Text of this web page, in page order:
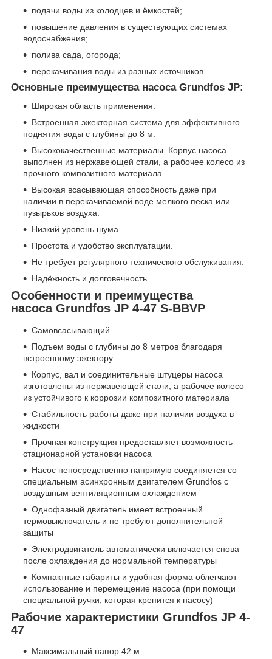
подачи воды из колодцев и ёмкостей;
повышение давления в существующих системах
водоснабжения;
полива сада, огорода;
перекачивания воды из разных источников.
Основные преимущества насоса Grundfos JP:
Широкая область применения.
Встроенная эжекторная система для эффективного
поднятия воды с глубины до 8 м.
Высококачественные материалы. Корпус насоса
выполнен из нержавеющей стали, а рабочее колесо из
прочного композитного материала.
Высокая всасывающая способность даже при
наличии в перекачиваемой воде мелкого песка или
пузырьков воздуха.
Низкий уровень шума.
Простота и удобство эксплуатации.
Не требует регулярного технического обслуживания.
Надёжность и долговечность.
Особенности и преимущества
насоса Grundfos JP 4-47 S-BBVP
Самовсасывающий
Подъем воды с глубины до 8 метров благодаря
встроенному эжектору
Корпус, вал и соединительные штуцеры насоса
изготовлены из нержавеющей стали, а рабочее колесо
из устойчивого к коррозии композитного материала
Стабильность работы даже при наличии воздуха в
жидкости
Прочная конструкция предоставляет возможность
стационарной установки насоса
Насос непосредственно напрямую соединяется со
специальным асинхронным двигателем Grundfos с
воздушным вентиляционным охлаждением
Однофазный двигатель имеет встроенный
термовыключатель и не требуют дополнительной
защиты
Электродвигатель автоматически включается снова
после охлаждения до нормальной температуры
Компактные габариты и удобная форма облегчают
использование и перемещение насоса (при помощи
специальной ручки, которая крепится к насосу)
Рабочие характеристики Grundfos JP 4-
47
Максимальный напор 42 м